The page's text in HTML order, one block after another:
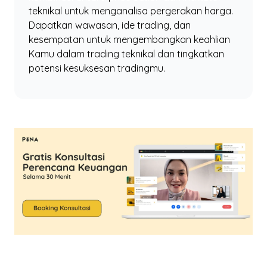
teknikal untuk menganalisa pergerakan harga.
Dapatkan wawasan, ide trading, dan
kesempatan untuk mengembangkan keahlian
Kamu dalam trading teknikal dan tingkatkan
potensi kesuksesan tradingmu.